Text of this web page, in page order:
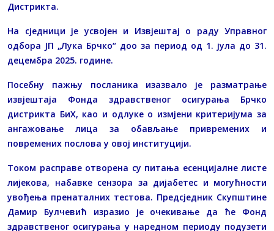
Дистрикта.
На сједници је усвојен и Извјештај о раду Управног
одбора ЈП „Лука Брчко“ доо за период од 1. јула до 31.
децембра 2025. године.
Посебну пажњу посланика изазвало је разматрање
извјештаја Фонда здравственог осигурања Брчко
дистрикта БиХ, као и одлуке о измјени критеријума за
ангажовање лица за обављање привремених и
повремених послова у овој институцији.
Током расправе отворена су питања есенцијалне листе
лијекова, набавке сензора за дијабетес и могућности
увођења пренаталних тестова. Предсједник Скупштине
Дамир Булчевић изразио је очекивање да ће Фонд
здравственог осигурања у наредном периоду подузети